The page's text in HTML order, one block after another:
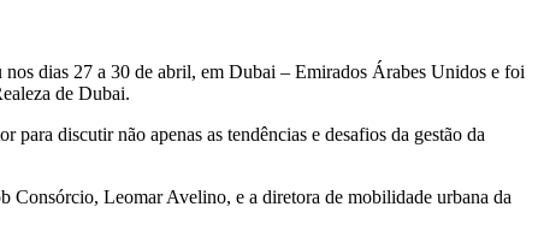
dias 27 a 30 de abril, em Dubai – Emirados Árabes Unidos e foi
de Dubai.
discutir não apenas as tendências e desafios da gestão da
Consórcio, Leomar Avelino, e a diretora de mobilidade urbana da